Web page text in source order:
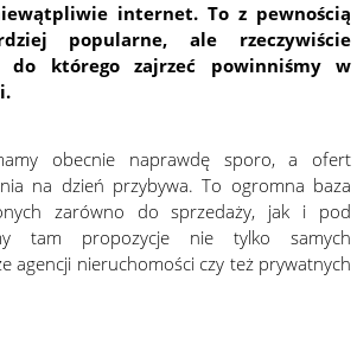
internet. To z pewnością
popularne, ale rzeczywiście
do którego zajrzeć powinniśmy w
obecnie naprawdę sporo, a ofert
na dzień przybywa. To ogromna baza
zarówno do sprzedaży, jak i pod
tam propozycje nie tylko samych
agencji nieruchomości czy też prywatnych